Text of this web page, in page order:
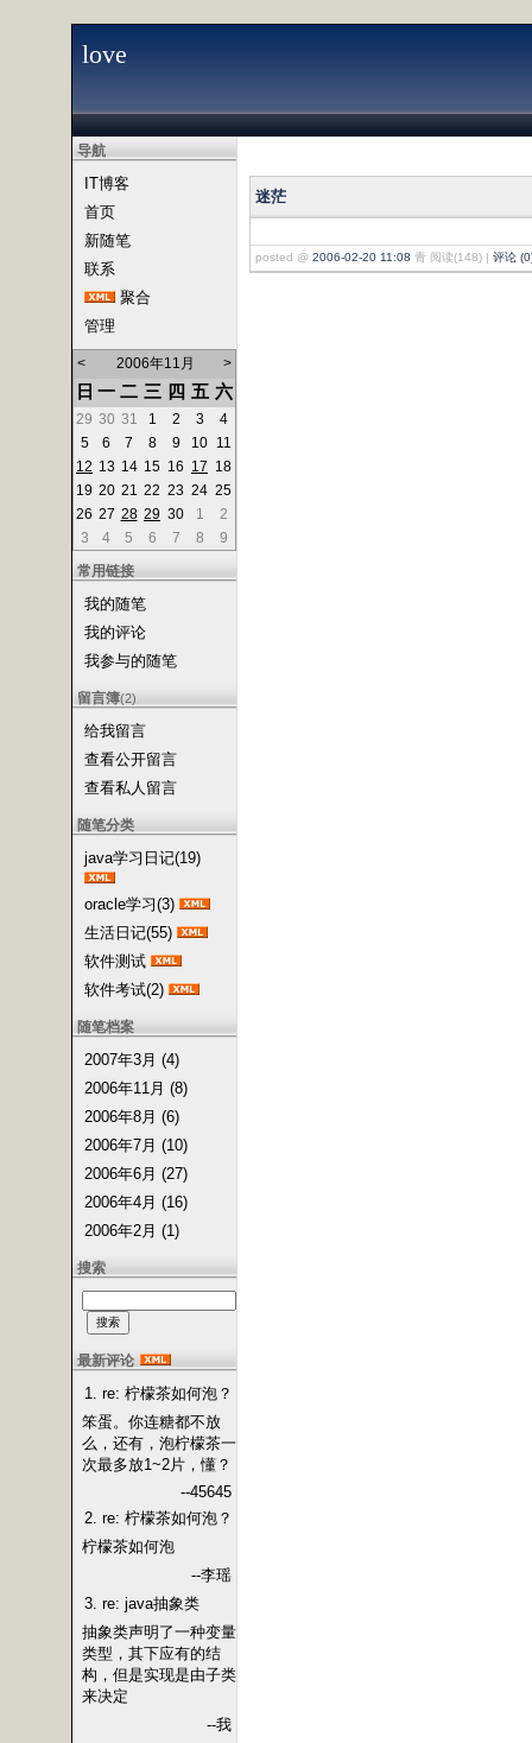
love
导航
IT博客
首页
新随笔
联系
聚合
管理
< 2006年11月 >
日 一 二 三 四 五 六
29 30 31 1 2 3
4
5
6 7 8 9 10 11
12 13 14 15 16 17 18
19 20 21 22 23 24 25
26 27 28 29 30 1
2
3
4 5 6 7 8
9
常用链接
我的随笔
我的评论
我参与的随笔
留言簿(2)
给我留言
查看公开留言
查看私人留言
随笔分类
java学习日记(19)
oracle学习(3)
生活日记(55)
软件测试
软件考试(2)
随笔档案
2007年3月 (4)
2006年11月 (8)
2006年8月 (6)
2006年7月 (10)
2006年6月 (27)
2006年4月 (16)
2006年2月 (1)
搜索
最新评论
1. re: 柠檬茶如何泡？
笨蛋。你连糖都不放
么，还有，泡柠檬茶一
次最多放1~2片，懂？
--45645
2. re: 柠檬茶如何泡？
柠檬茶如何泡
--李瑶
3. re: java抽象类
抽象类声明了一种变量
类型，其下应有的结
构，但是实现是由子类
来决定
--我
迷茫
posted @ 2006-02-20 11:08 青 阅读(148) | 评论